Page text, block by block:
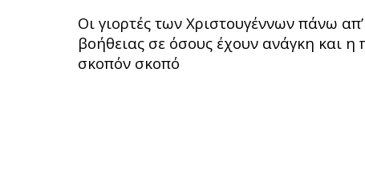
Οι γιορτές των Χριστουγέννων πάνω
βοήθειας σε όσους έχουν ανάγκη και
σκοπόν σκοπό